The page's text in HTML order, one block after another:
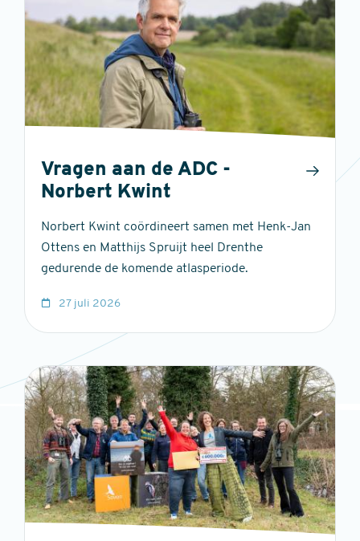
Vragen aan de ADC -
Norbert Kwint
Norbert Kwint coördineert samen met Henk-Jan
Ottens en Matthijs Spruijt heel Drenthe
gedurende de komende atlasperiode.
27 juli 2026